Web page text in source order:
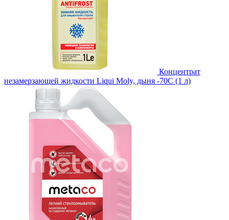
Концентрат
незамерзающей жидкости Liqui Moly, дыня -70С (1 л)